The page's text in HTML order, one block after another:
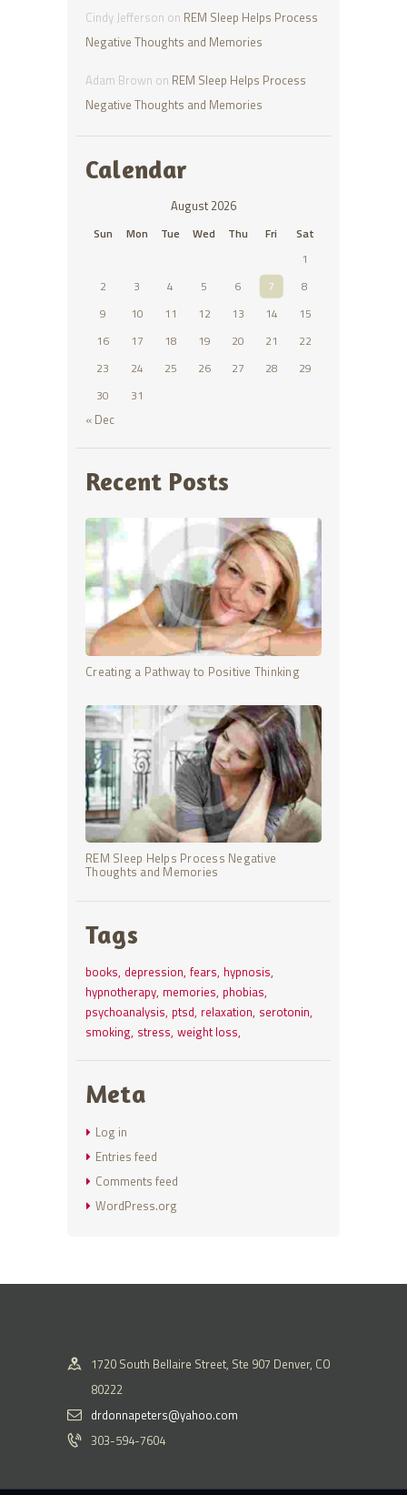
Cindy Jefferson on REM Sleep Helps Process
Negative Thoughts and Memories
Adam Brown on REM Sleep Helps Process
Negative Thoughts and Memories
Calendar
August 2026
Sun Mon Tue Wed Thu Fri
Sat
1
2
3 4 5 6 7
8
9
10 11 12 13 14
15
16
17 18 19 20 21
22
23
24 25 26 27 28
29
30
31
« Dec
Recent Posts
Creating a Pathway to Positive Thinking
REM Sleep Helps Process Negative
Thoughts and Memories
Tags
books depression fears hypnosis
hypnotherapy memories phobias
psychoanalysis ptsd relaxation serotonin
smoking stress weight loss
Meta
Log in
Entries feed
Comments feed
WordPress.org
1720 South Bellaire Street, Ste 907 Denver, CO
80222
drdonnapeters@yahoo.com
303-594-7604